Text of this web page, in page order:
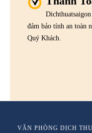
đảm bảo tính an toàn
Quý Khách.
VĂN PHÒNG DỊCH